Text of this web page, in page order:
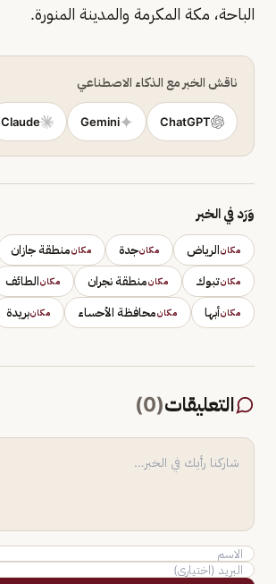
الباحة، مكة المكرمة والمدينة المنورة.
ناقش الخبر مع الذكاء الاصطناعي
ChatGPT
Gemini
Claude
وَرَد في الخبر
مكانالرياض مكانجدة مكانمنطقة جازان
مكانتبوك مكانمنطقة نجران مكانالطائف
مكانأبها مكانمحافظة الأحساء مكانبريدة
التعليقات(
0
)